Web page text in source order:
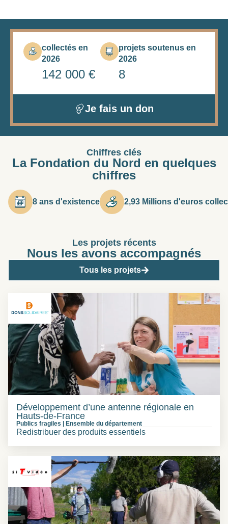
collectés en
2026
142 000 €
projets soutenus en
2026
8
Je fais un don
Chiffres clés
La Fondation du Nord en quelques
chiffres
8 ans d'existence 2,93 Millions d'euros
Les projets récents
Nous les avons accompagnés
Tous les projets
Développement d’une antenne régionale en
Hauts-de-France
Publics fragiles Ensemble du département
Redistribuer des produits essentiels